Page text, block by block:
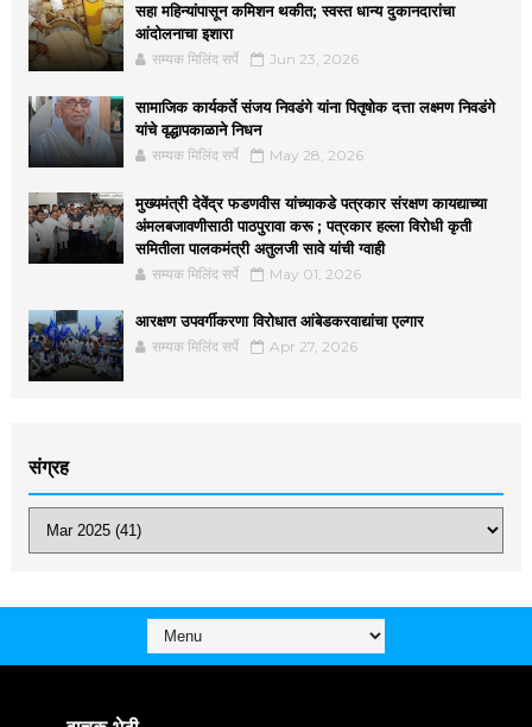
सहा महिन्यांपासून कमिशन थकीत; स्वस्त धान्य दुकानदारांचा
आंदोलनाचा इशारा
सम्यक मिलिंद सर्पे Jun 23, 2026
सामाजिक कार्यकर्ते संजय निवडंगे यांना पितृषोक दत्ता लक्ष्मण निवडंगे
यांचे वृद्धापकाळाने निधन
सम्यक मिलिंद सर्पे May 28, 2026
मुख्यमंत्री देवेंद्र फडणवीस यांच्याकडे पत्रकार संरक्षण कायद्याच्या
अंमलबजावणीसाठी पाठपुरावा करू ; पत्रकार हल्ला विरोधी कृती
समितीला पालकमंत्री अतुलजी सावे यांची ग्वाही
सम्यक मिलिंद सर्पे May 01, 2026
आरक्षण उपवर्गीकरणा विरोधात आंबेडकरवाद्यांचा एल्गार
सम्यक मिलिंद सर्पे Apr 27, 2026
संग्रह